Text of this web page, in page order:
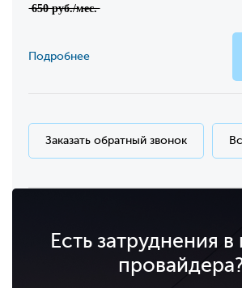
̶6̶5̶0̶ ̶р̶у̶б̶.̶/̶м̶е̶с̶.̶
Подробнее
Заказать обратный звонок
Есть затруднения